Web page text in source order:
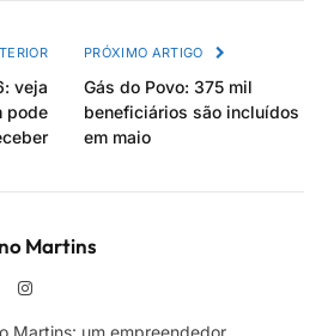
veja
pode
PRÓXIMO ARTIGO
Gás do Povo: 375 mil
beneficiários são incluídos
em maio
Martins
Instagram
Martins: um empreendedor